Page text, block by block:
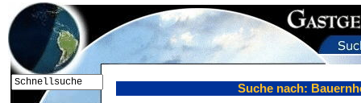
Suche nach: